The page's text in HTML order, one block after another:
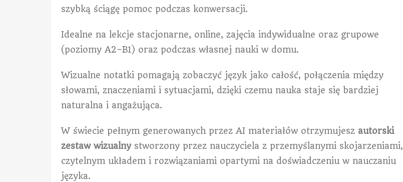
szybką ściągę pomoc podczas konwersacji.
Idealne na lekcje stacjonarne, online, zajęcia indywidualne oraz grupowe
(poziomy A2–B1) oraz podczas własnej nauki w domu.
Wizualne notatki pomagają zobaczyć język jako całość, połączenia między
słowami, znaczeniami i sytuacjami, dzięki czemu nauka staje się bardziej
naturalna i angażująca.
W świecie pełnym generowanych przez AI materiałów otrzymujesz autorski
zestaw wizualny stworzony przez nauczyciela z przemyślanymi skojarzeniami,
czytelnym układem i rozwiązaniami opartymi na doświadczeniu w nauczaniu
języka.